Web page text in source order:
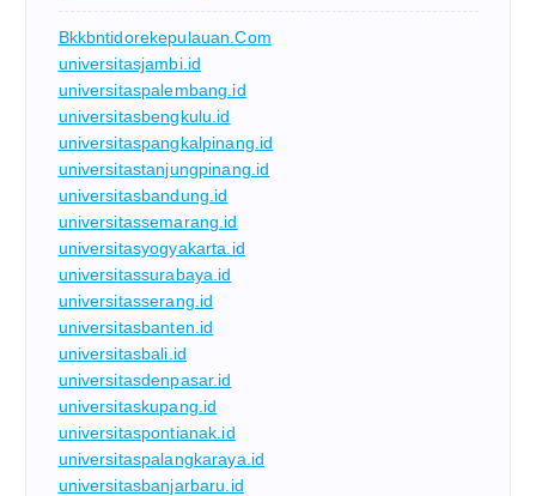
Bkkbntidorekepulauan.com
universitasjambi.id
universitaspalembang.id
universitasbengkulu.id
universitaspangkalpinang.id
universitastanjungpinang.id
universitasbandung.id
universitassemarang.id
universitasyogyakarta.id
universitassurabaya.id
universitasserang.id
universitasbanten.id
universitasbali.id
universitasdenpasar.id
universitaskupang.id
universitaspontianak.id
universitaspalangkaraya.id
universitasbanjarbaru.id